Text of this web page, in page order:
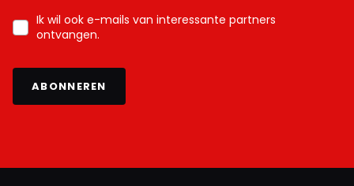
Ik wil ook e-mails van interessante partners
ontvangen.
ABONNEREN